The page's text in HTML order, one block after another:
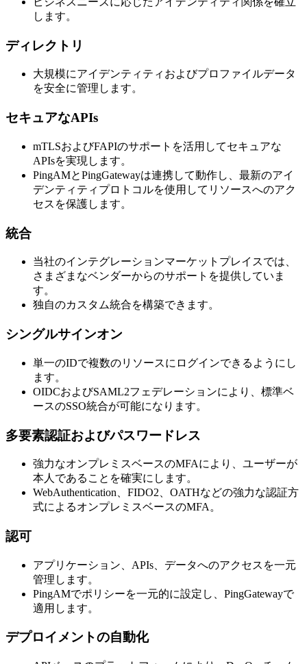
します。
ディレクトリ
大規模にアイデンティティおよびプロファイルデータ
を安全に管理します。
セキュアなAPIs
mTLSおよびFAPIのサポートを活用してセキュアな
APIsを実現します。
PingAMとPingGatewayは連携して動作し、最新のアイ
デンティティプロトコルを使用してリソースへのアク
セスを保護します。
統合
当社のインテグレーションマーケットプレイスでは、
さまざまなベンダーからのサポートを提供していま
す。
独自のカスタム統合を構築できます。
シングルサインオン
単一のIDで複数のリソースにログインできるようにし
ます。
OIDCおよびSAML2フェデレーションにより、標準ベ
ースのSSO統合が可能になります。
多要素認証およびパスワードレス
強力なオンプレミスベースのMFAにより、ユーザーが
本人であることを確実にします。
WebAuthentication、FIDO2、OATHなどの強力な認証方
式によるオンプレミスベースのMFA。
認可
アプリケーション、APIs、データへのアクセスを一元
管理します。
PingAMでポリシーを一元的に設定し、PingGatewayで
適用します。
デプロイメントの自動化